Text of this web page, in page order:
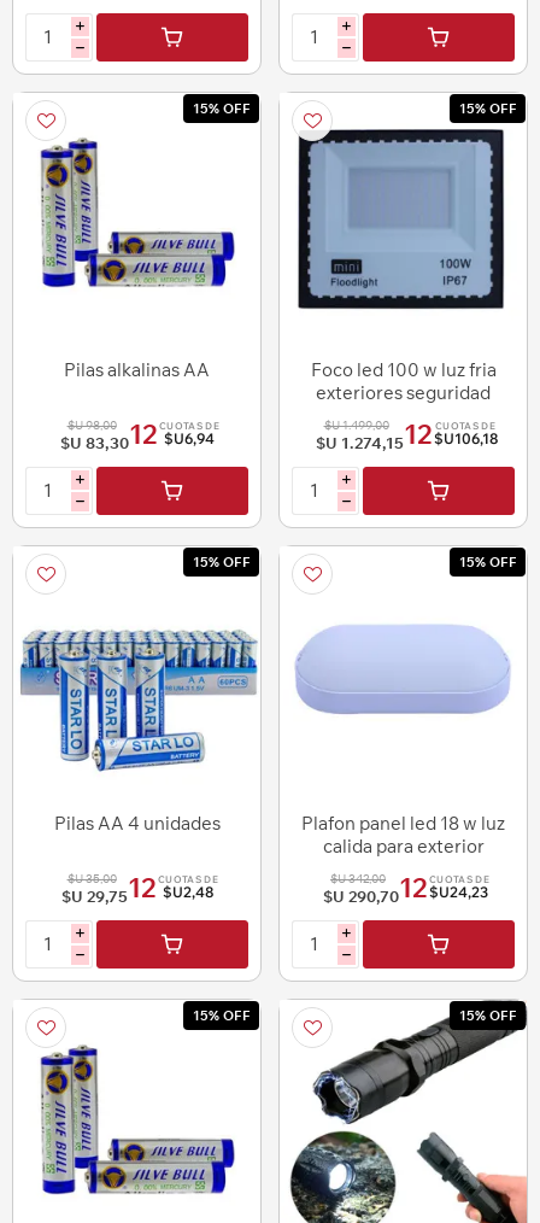
i
h
i
h
15% OFF
Pilas alkalinas AA
$U 98,00
$U 83,3012 CUOTAS DE
$U6,94
i
h
15% OFF
Foco led 100 w luz fria
exteriores seguridad
$U 1.499,00
$U 1.274,1512 CUOTAS DE
$U106,18
i
h
15% OFF
Pilas AA 4 unidades
$U 35,00
$U 29,7512 CUOTAS DE
$U2,48
i
h
15% OFF
Plafon panel led 18 w luz
calida para exterior
$U 342,00
$U 290,7012 CUOTAS DE
$U24,23
i
h
15% OFF 15% OFF